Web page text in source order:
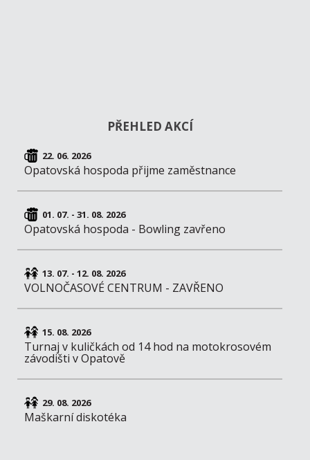
PŘEHLED AKCÍ
22. 06. 2026
Opatovská hospoda přijme zaměstnance
01. 07. - 31. 08. 2026
Opatovská hospoda - Bowling zavřeno
13. 07. - 12. 08. 2026
VOLNOČASOVÉ CENTRUM - ZAVŘENO
15. 08. 2026
Turnaj v kuličkách od 14 hod na motokrosovém
závodišti v Opatově
29. 08. 2026
Maškarní diskotéka